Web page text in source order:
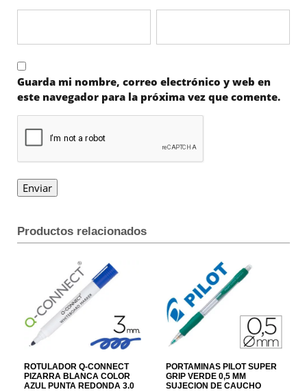
Guarda mi nombre, correo electrónico y web en
este navegador para la próxima vez que comente.
Productos relacionados
ROTULADOR Q-CONNECT
PIZARRA BLANCA COLOR
AZUL PUNTA REDONDA 3.0
PORTAMINAS PILOT SUPER
GRIP VERDE 0,5 MM
SUJECION DE CAUCHO